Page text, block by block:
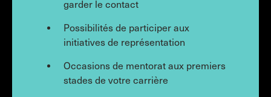
garder le contact
Possibilités de participer aux
initiatives de représentation
Occasions de mentorat aux premiers
stades de votre carrière